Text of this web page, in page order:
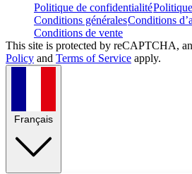
Politique de confidentialité
Conditions généralesConditions
Conditions de vente
This site is protected by reCAPTCHA,
Policy and Terms of Service apply.
Français